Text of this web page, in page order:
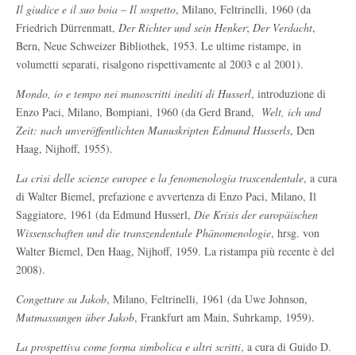
Il giudice e il suo boia – Il sospetto, Milano, Feltrinelli, 1960 (da
Friedrich Dürrenmatt, Der Richter und sein Henker; Der Verdacht,
Bern, Neue Schweizer Bibliothek, 1953. Le ultime ristampe, in
volumetti separati, risalgono rispettivamente al 2003 e al 2001).
Mondo, io e tempo nei manoscritti inediti di Husserl, introduzione di
Enzo Paci, Milano, Bompiani, 1960 (da Gerd Brand, Welt, ich und
Zeit: nach unveröffentlichten Manuskripten Edmund Husserls, Den
Haag, Nijhoff, 1955).
La crisi delle scienze europee e la fenomenologia trascendentale, a cura
di Walter Biemel, prefazione e avvertenza di Enzo Paci, Milano, Il
Saggiatore, 1961 (da Edmund Husserl, Die Krisis der europäischen
Wissenschaften und die transzendentale Phänomenologie, hrsg. von
Walter Biemel, Den Haag, Nijhoff, 1959. La ristampa più recente è del
2008).
Congetture su Jakob, Milano, Feltrinelli, 1961 (da Uwe Johnson,
Mutmassungen über Jakob, Frankfurt am Main, Suhrkamp, 1959).
La prospettiva come forma simbolica e altri scritti, a cura di Guido D.